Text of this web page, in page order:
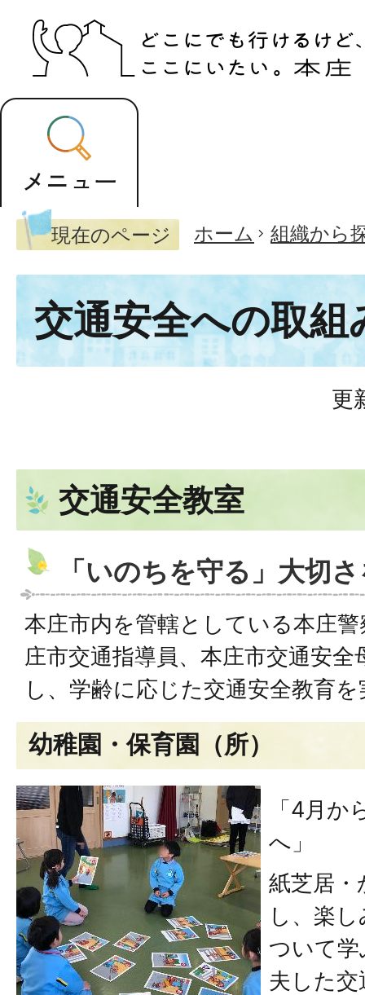
現在のページ ホーム 組織から
交通安全への取組
更
交通安全教室
「いのちを守る」大切
本庄市内を管轄としている本庄
庄市交通指導員、本庄市交通安
し、学齢に応じた交通安全教育
幼稚園・保育園（所）
「4月か
へ」
紙芝居・
し、楽
ついて
夫した